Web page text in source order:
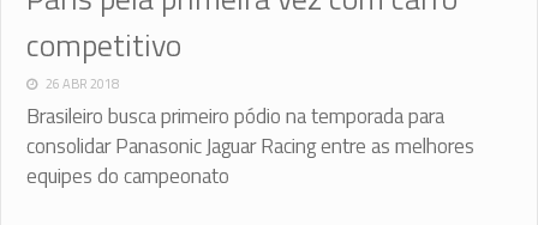
competitivo
26 ABR 2018
Brasileiro busca primeiro pódio na temporada para
consolidar Panasonic Jaguar Racing entre as melhores
equipes do campeonato